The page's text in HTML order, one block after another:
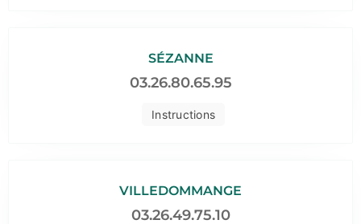
Instructions
SÉZANNE
03.26.80.65.95
VILLEDOMMANGE
03.26.49.75.10